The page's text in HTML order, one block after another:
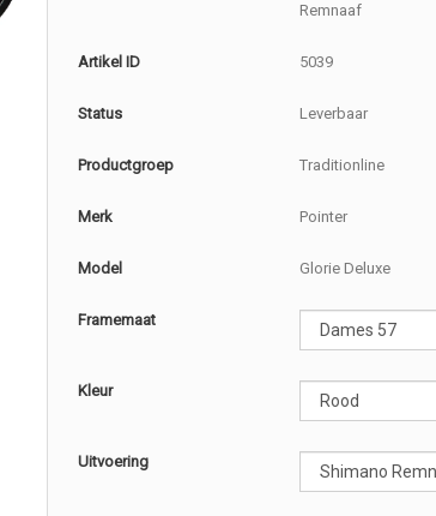
Remnaaf
Artikel ID 5039
Status Leverbaar
Productgroep Traditionline
Merk Pointer
Model Glorie Deluxe
Framemaat
Kleur
Uitvoering